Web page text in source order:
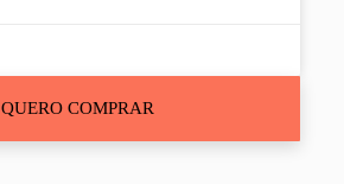
QUERO COMPRAR